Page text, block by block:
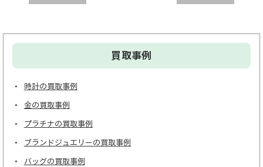
買取事例
時計の買取事例
金の買取事例
プラチナの買取事例
ブランドジュエリーの買取事例
バッグの買取事例